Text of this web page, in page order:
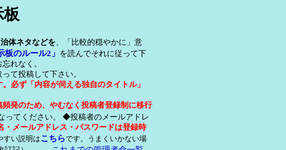
体ネタなどを、「比較的穏やかに」意
板のルール2」
を読んでそれに従って下
れなく。
て投稿して下さい。
必ず「内容が伺える独自のタイトル」
発のため、やむなく投稿者登録制に移行
ってください。 ◆投稿者のメールアドレ
メールアドレス・パスワードは登録時
すい説明はこちらです。うまくいかない場